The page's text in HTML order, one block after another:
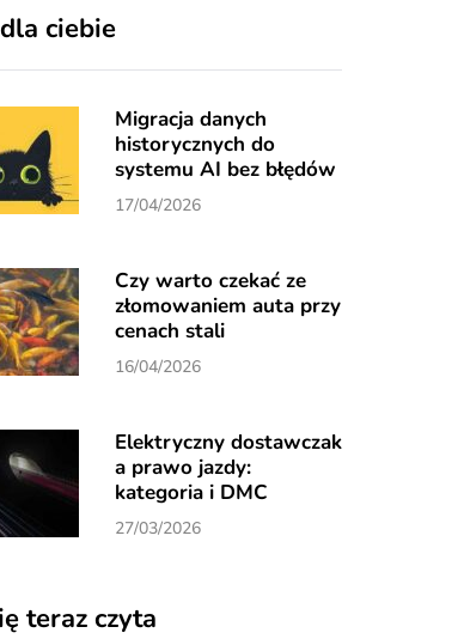
ciebie
Migracja danych
historycznych do
systemu AI bez błędów
17/04/2026
Czy warto czekać ze
złomowaniem auta przy
cenach stali
16/04/2026
Elektryczny dostawczak
a prawo jazdy:
kategoria i DMC
27/03/2026
teraz czyta